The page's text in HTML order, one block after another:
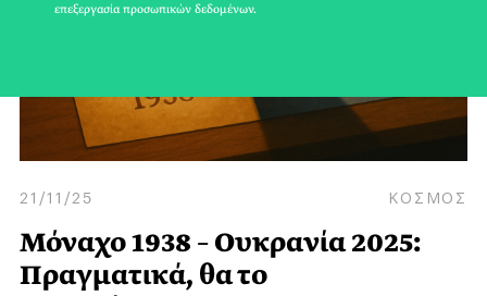
21/11/25 ΚΟΣΜΟΣ
Μόναχο 1938 – Ουκρανία 2025:
Πραγματικά, θα το
επεξεργασία προσωπικών δεδομένων.